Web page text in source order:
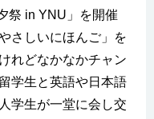
祭 in YNU」を開催
さしいにほんご」を
れどなかなかチャン
学生と英語や日本語
学生が一堂に会し交